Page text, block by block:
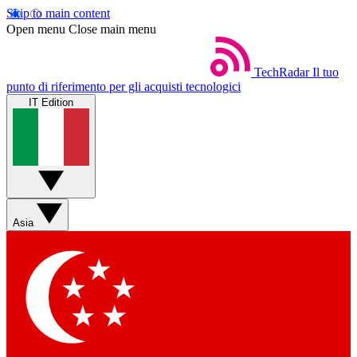
Skip to main content
Open menu Close main menu
TechRadar Il tuo
punto di riferimento per gli acquisti tecnologici
IT Edition
Asia